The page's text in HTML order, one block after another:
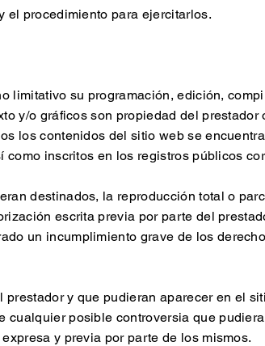
procedimiento para ejercitarlos.
limitativo su programación, edición,
y/o gráficos son propiedad del
los contenidos del sitio web se
inscritos en los registros públicos
destinados, la reproducción total o
escrita previa por parte del
un incumplimiento grave de los
y que pudieran aparecer en el
posible controversia que
y previa por parte de los mismos.